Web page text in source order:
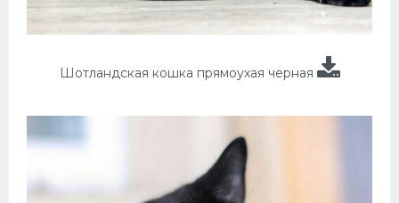
Шотландская кошка прямоухая черная